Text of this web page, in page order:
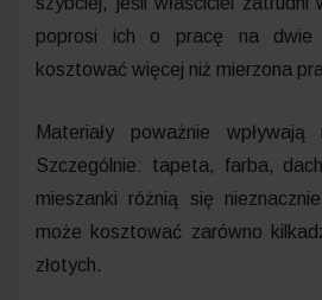
poprosi ich o pracę na dwie
kosztować więcej niż mierzona
Materiały poważnie
Szczególnie: tapeta, farba,
mieszanki różnią się
może kosztować zarówno
złotych.